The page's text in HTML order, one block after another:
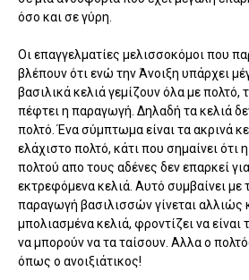
όσο και σε γύρη.
Οι επαγγελματίες μελισσοκόμοι που
βλέπουν ότι ενώ την Άνοιξη υπάρχει
βασιλικά κελιά γεμίζουν όλα με πολτό,
πέφτει η παραγωγή. Δηλαδή τα κελιά
πολτό. Ένα σύμπτωμα είναι τα ακρινά
ελάχιστο πολτό, κάτι που σημαίνει ότι
πολτού απο τους αδένες δεν επαρκεί
εκτρεφόμενα κελιά. Αυτό συμβαίνει με
παραγωγή βασιλισσών γίνεται αλλιώς
μπολιασμένα κελιά, φροντίζει να είναι
να μπορούν να τα ταίσουν. Αλλα ο
όπως ο ανοιξιάτικος!